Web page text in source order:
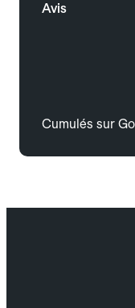
Avis
Cumulés sur